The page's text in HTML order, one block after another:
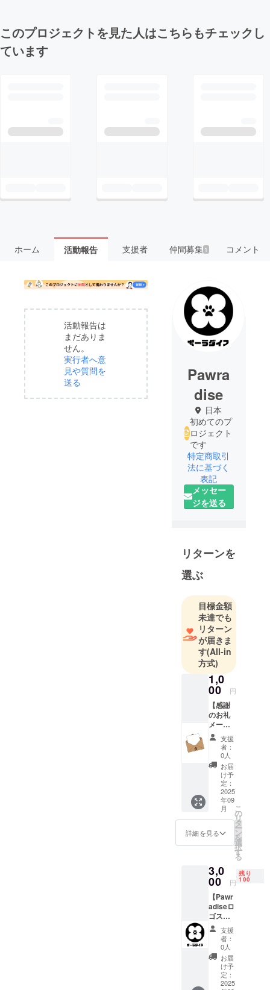
このプロジェクトを見た人はこちらもチェックし
ています
ホーム 活動報告 支援者 仲間募集 1 コメント
活動報告は
まだありま
せん。
実行者へ意
見や質問を
送る
Pawra
dise
日本
初めてのプ
ロジェクト
です
特定商取引
法に基づく
表記
メッセー
ジを送る
リターンを
選ぶ
目標金額
未達でも
リターン
が届きま
す(All-in
方式)
1,0
00 円
【感謝
のお礼
メール
＋活動
報告（1
回）】
お礼の
メール
＋オン
ライン
サイト
で使え
るクー
ポンを
お渡し
しま
効期
限：
2025年
10月か
ら2025
年12月
末まで
CAMPF
IREの支
援者限
定活動
報告を
お届け
支援
者：
0人
お届
け予
定：
2025
年09
月
詳細を見る
こ
の
リ
タ
ー
ン
を
選
択
す
る
3,0
00 円
残り
100
【Pawr
adiseロ
ゴス
テッ
カー
セッ
ト】
Pawrad
iseロゴ
ステッ
支援
者：
0人
お届
け予
定：
2025